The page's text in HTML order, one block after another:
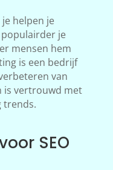
helpen je
je
mensen hem
is een bedrijf
van
is vertrouwd met
trends.
SEO